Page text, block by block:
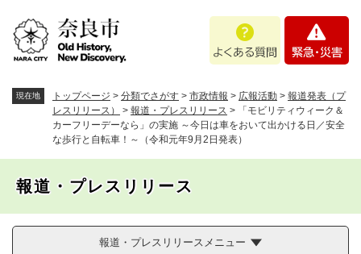
あ
問
・
現在地 トップページ > 分類でさがす > 市政情報 > 広報活動 > 報道発表（プ
レスリリース）
> 報道・プレスリリース >
「モビリティウィーク＆
カーフリーデーなら」の実施 ～今日は車をおいて出かける日／安全
な歩行と自転車！～（令和元年9月2日発表）
報道・プレスリリース
報道・プレスリリースメニュー